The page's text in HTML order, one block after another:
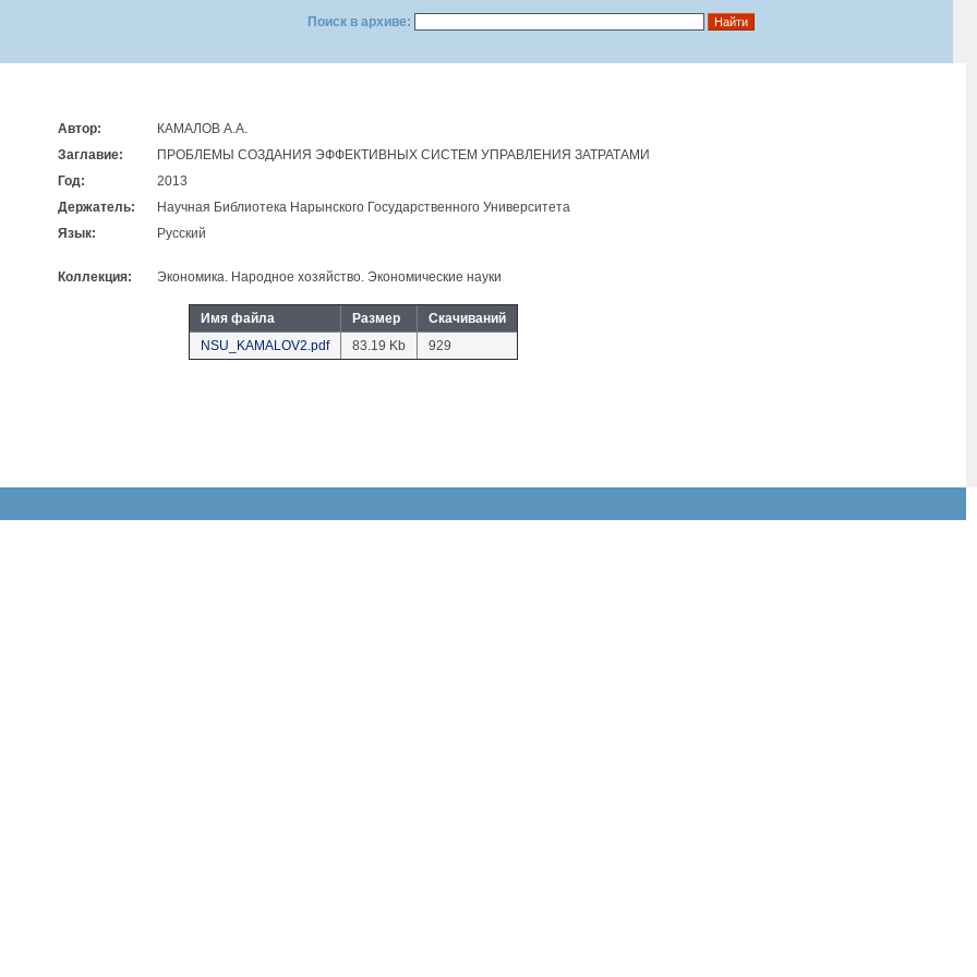
Поиск в архиве:
Автор:
КАМАЛОВ А.А.
Заглавие:
ПРОБЛЕМЫ СОЗДАНИЯ ЭФФЕКТИВНЫХ СИСТЕМ УПРАВЛЕНИЯ ЗАТРАТАМИ
Год:
2013
Держатель:
Научная Библиотека Нарынского Государственного Университета
Язык:
Русский
Коллекция: Экономика. Народное хозяйство. Экономические науки
Имя файла Размер
Скачиваний
NSU_KAMALOV2.pdf
83.19 Kb 929